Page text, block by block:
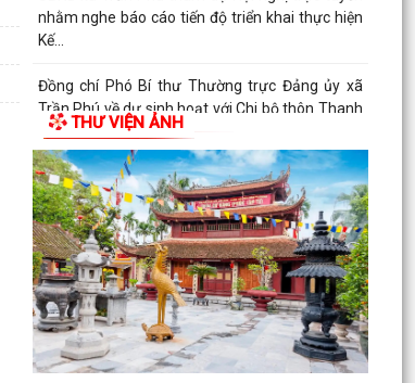
nhằm nghe báo cáo tiến độ triển khai thực hiện
Kế...
Đồng chí Phó Bí thư Thường trực Đảng ủy xã
Trần Phú về dự sinh hoạt với Chi bộ thôn Thanh
Quang
Đồng chí Bí thư Đảng ủy, Chủ tịch HĐND xã Trần
Phú về dự sinh hoạt với đảng viên Chi bộ thôn
Kim...
Giấy mời tiếp công dân của đồng chí Chủ tịch
UBND xã (05/8/2026)
Lịch làm việc của lãnh đạo UBND xã Trần Phú từ
ngày 03/8/2026 đến ngày 09/8/2026
THƯ VIỆN ẢNH